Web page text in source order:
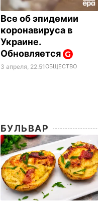
Все об эпидемии
коронавируса в
Украине.
Обновляется
3 апреля, 22.51ОБЩЕСТВО
БУЛЬВАР